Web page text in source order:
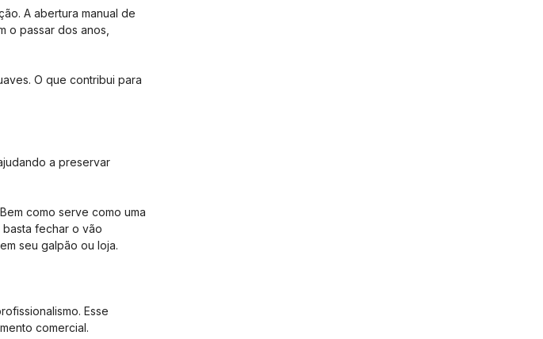
A abertura manual de
o passar dos anos,
O que contribui para
a preservar
como serve como uma
fechar o vão
seu galpão ou loja.
Esse
comercial.